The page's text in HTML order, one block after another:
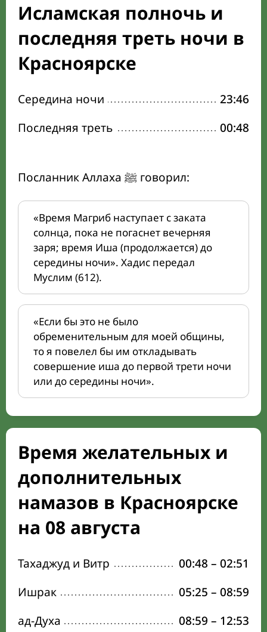
Исламская полночь и
последняя треть ночи в
Красноярске
Середина ночи
23:46
Последняя треть
00:48
Посланник Аллаха ﷺ говорил:
«Время Магриб наступает с заката
солнца, пока не погаснет вечерняя
заря; время Иша (продолжается) до
середины ночи». Хадис передал
Муслим (612).
«Если бы это не было
обременительным для моей общины,
то я повелел бы им откладывать
совершение иша до первой трети ночи
или до середины ночи».
Время желательных и
дополнительных
намазов в Красноярске
на 08 августа
Тахаджуд и Витр 00:48 – 02:51
Ишрак
05:25 – 08:59
ад-Духа
08:59 – 12:53